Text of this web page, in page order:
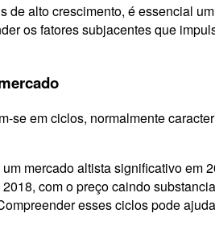
de alto crescimento, é essencial
os fatores subjacentes que
se em ciclos, normalmente
mercado altista significativo
com o preço caindo
esses ciclos pode